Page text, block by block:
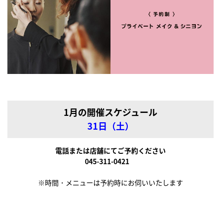
1月の開催スケジュール
31日（土）
電話または店舗にてご予約ください
045-311-0421
※時間・メニューは予約時にお伺いいたします